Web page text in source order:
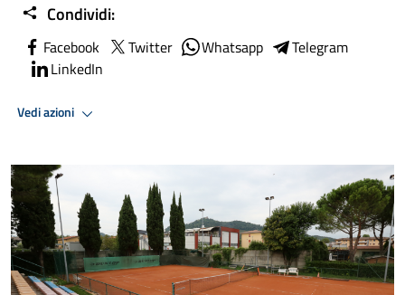
Condividi:
Facebook Twitter Whatsapp
Telegram
LinkedIn
Vedi azioni